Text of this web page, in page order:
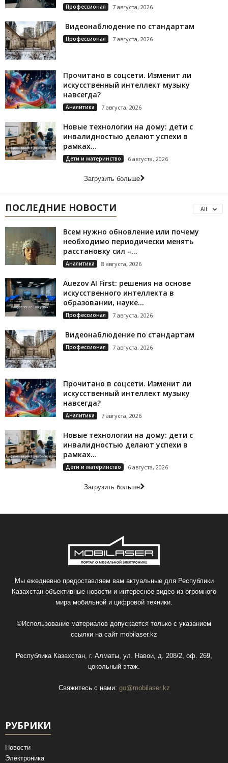
Профессионал 7 августа, 2026
Видеонаблюдение по стандартам
Профессионал 7 августа, 2026
Прочитано в соцсети. Изменит ли
искусственный интеллект музыку
навсегда?
Аналитика 7 августа, 2026
Новые технологии на дому: дети с
инвалидностью делают успехи в
рамках...
Дети и материнство 6 августа, 2026
Загрузить больше
ПОСЛЕДНИЕ НОВОСТИ All
Всем нужно обновление или почему
необходимо периодически менять
расстановку сил –...
Аналитика 8 августа, 2026
Auezov AI First: решения на основе
искусственного интеллекта в
образовании, науке...
Профессионал 7 августа, 2026
Видеонаблюдение по стандартам
Профессионал 7 августа, 2026
Прочитано в соцсети. Изменит ли
искусственный интеллект музыку
навсегда?
Аналитика 7 августа, 2026
Новые технологии на дому: дети с
инвалидностью делают успехи в
рамках...
Дети и материнство 6 августа, 2026
Загрузить больше
Мы ежедневно предоставляем вам актуальные для Республики
Казахстан объективные новости и интересное видео из огромного
мира мобильной и цифровой техники.
©Использование материалов допускается только с указанием
ссылки на сайт mobilaser.kz
Республика Казахстан, г. Алматы, ул. Навои, д. 208/2, оф. 269,
цокольный этаж.
Свяжитесь с нами: go@mobilaser.kz
РУБРИКИ
Новости
Электроника